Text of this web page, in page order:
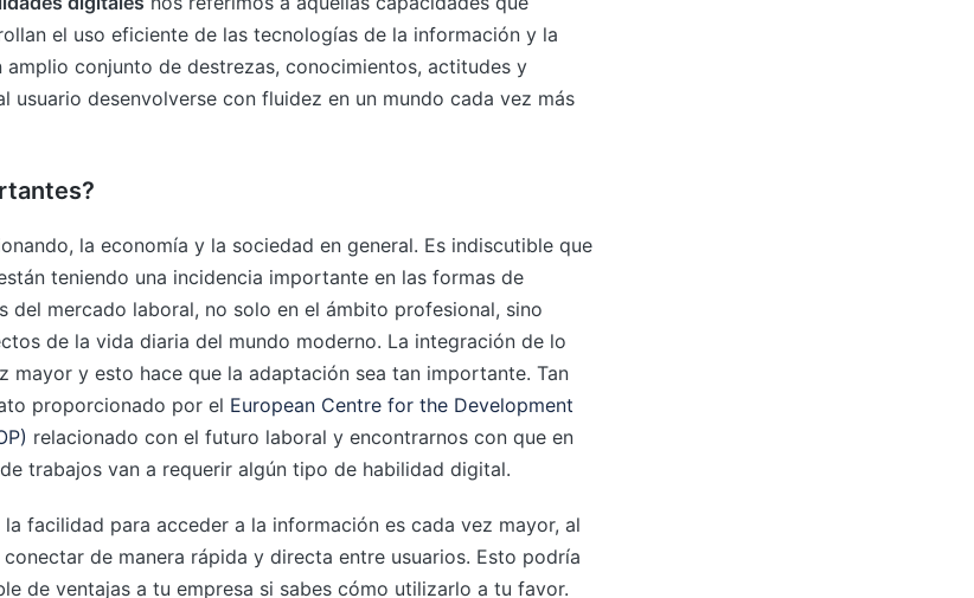
el uso eficiente de las tecnologías de la información y la
amplio conjunto de destrezas, conocimientos, actitudes y
usuario desenvolverse con fluidez en un mundo cada vez más
la economía y la sociedad en general. Es indiscutible que
teniendo una incidencia importante en las formas de
del mercado laboral, no solo en el ámbito profesional, sino
de la vida diaria del mundo moderno. La integración de lo
mayor y esto hace que la adaptación sea tan importante. Tan
proporcionado por el European Centre for the Development
relacionado con el futuro laboral y encontrarnos con que en
trabajos van a requerir algún tipo de habilidad digital.
facilidad para acceder a la información es cada vez mayor, al
de manera rápida y directa entre usuarios. Esto podría
de ventajas a tu empresa si sabes cómo utilizarlo a tu favor.